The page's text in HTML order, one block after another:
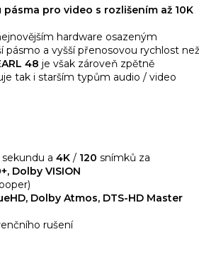
pro video s rozlišením až 10K
hardware osazeným
pásmo a vyšší přenosovou rychlost než
48 je však zároveň zpětně
tak i starším typům audio / video
a 4K / 120 snímků za
Dolby VISION
Dolby Atmos, DTS-HD Master
rušení